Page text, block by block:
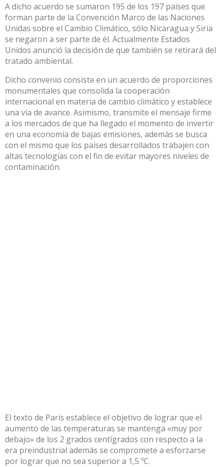
A dicho acuerdo se sumaron 195 de los 197 países que
forman parte de la Convención Marco de las Naciones
Unidas sobre el Cambio Climático, sólo Nicaragua y Siria
se negaron a ser parte de él. Actualmente Estados
Unidos anunció la decisión de que también se retirará del
tratado ambiental.
Dicho convenio consiste en un acuerdo de proporciones
monumentales que consolida la cooperación
internacional en materia de cambio climático y establece
una vía de avance. Asimismo, transmite el mensaje firme
a los mercados de que ha llegado el momento de invertir
en una economía de bajas emisiones, además se busca
con el mismo que los países desarrollados trabajen con
altas tecnologías con el fin de evitar mayores niveles de
contaminación.
El texto de París establece el objetivo de lograr que el
aumento de las temperaturas se mantenga «muy por
debajo» de los 2 grados centígrados con respecto a la
era preindustrial además se compromete a esforzarse
por lograr que no sea superior a 1,5 ºC.